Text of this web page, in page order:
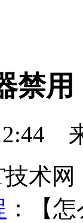
禁用
术
：【